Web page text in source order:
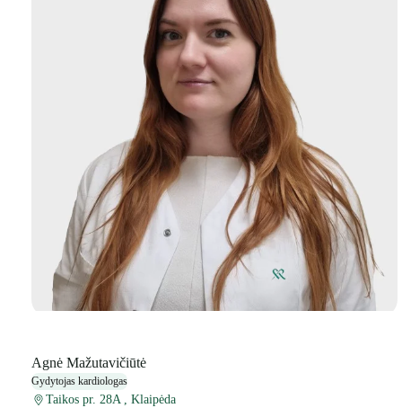
Agnė Mažutavičiūtė
Gydytojas kardiologas
Taikos pr. 28A , Klaipėda